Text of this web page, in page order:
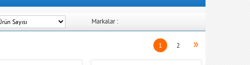
Markalar :
1 2 »